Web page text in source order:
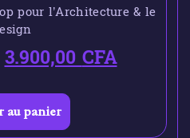
pour l’Architecture & le
3.900,00CFA
au panier